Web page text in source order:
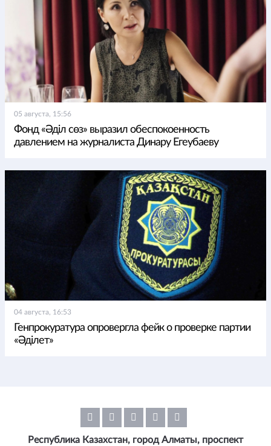
05 августа, 15:56
Фонд «Әділ сөз» выразил обеспокоенность
давлением на журналиста Динару Егеубаеву
04 августа, 16:53
Генпрокуратура опровергла фейк о проверке партии
«Әділет»
Республика Казахстан, город Алматы, проспект